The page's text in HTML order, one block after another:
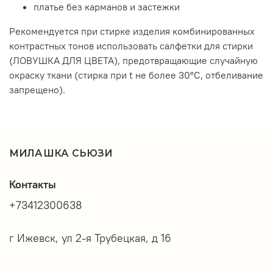
платье без карманов и застежки
Рекомендуется при стирке изделия комбинированных
контрастных тонов использовать салфетки для стирки
(ЛОВУШКА ДЛЯ ЦВЕТА), предотвращающие случайную
окраску ткани (стирка при t не более 30°C, отбеливание
запрещено).
МИЛАШКА СЬЮЗИ
Контакты
+73412300638
г Ижевск, ул 2-я Трубецкая, д 16